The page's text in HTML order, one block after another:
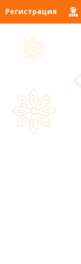
Регистрация